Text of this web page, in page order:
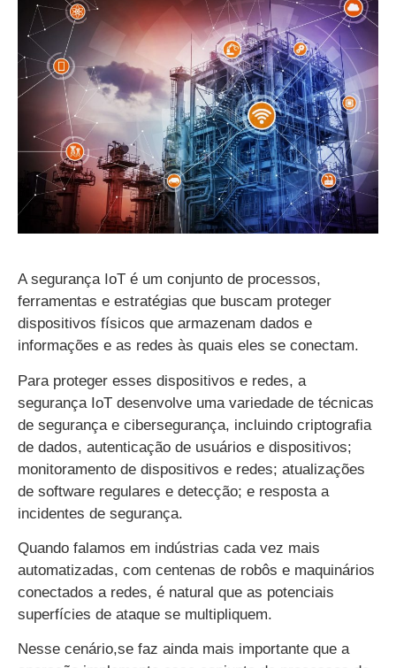
A segurança IoT é um conjunto de processos,
ferramentas e estratégias que buscam proteger
dispositivos físicos que armazenam dados e
informações e as redes às quais eles se conectam.
Para proteger esses dispositivos e redes, a
segurança IoT desenvolve uma variedade de técnicas
de segurança e cibersegurança, incluindo criptografia
de dados, autenticação de usuários e dispositivos;
monitoramento de dispositivos e redes; atualizações
de software regulares e detecção; e resposta a
incidentes de segurança.
Quando falamos em indústrias cada vez mais
automatizadas, com centenas de robôs e maquinários
conectados a redes, é natural que as potenciais
superfícies de ataque se multipliquem.
Nesse cenário,se faz ainda mais importante que a